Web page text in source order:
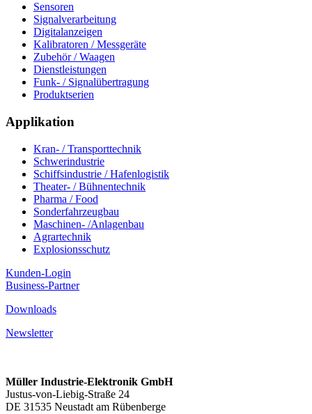
Sensoren
Signalverarbeitung
Digitalanzeigen
Kalibratoren / Messgeräte
Zubehör / Waagen
Dienstleistungen
Funk- / Signalübertragung
Produktserien
Applikation
Kran- / Transporttechnik
Schwerindustrie
Schiffsindustrie / Hafenlogistik
Theater- / Bühnentechnik
Pharma / Food
Sonderfahrzeugbau
Maschinen- /Anlagenbau
Agrartechnik
Explosionsschutz
Kunden-Login
Business-Partner
Downloads
Newsletter
Müller Industrie-Elektronik GmbH
Justus-von-Liebig-Straße 24
DE 31535 Neustadt am Rübenberge